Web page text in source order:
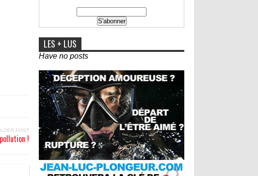
POST
!
LES + LUS
Have no posts